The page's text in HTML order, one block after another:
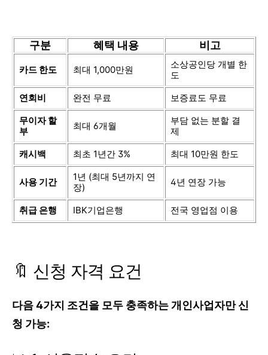
구분 혜택 내용 비고
카드 한도 최대 1,000만원
소상공인당 개별 한
도
연회비
완전 무료
보증료도 무료
무이자 할
부
최대 6개월
부담 없는 분할 결
제
캐시백
최초 1년간 3% 최대 10만원 한도
사용 기간
1년 (최대 5년까지 연
장)
4년 연장 가능
취급 은행 IBK기업은행 전국 영업점 이용
🔖 신청 자격 요건
다음 4가지 조건을 모두 충족하는 개인사업자만 신
청 가능: